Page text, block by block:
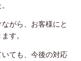
がら、お客様にと
す。
ても、今後の対応